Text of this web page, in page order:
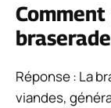
braserade
Réponse : La
viandes,